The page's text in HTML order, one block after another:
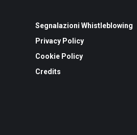
Segnalazioni Whistleblowing
Privacy Policy
Cookie Policy
Credits